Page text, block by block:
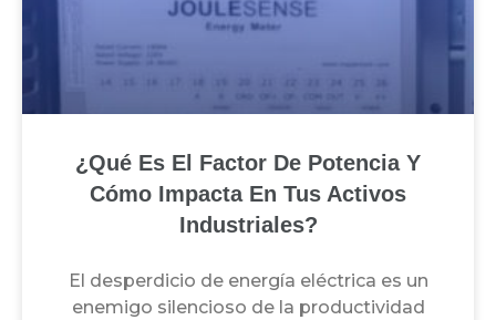
¿Qué Es El Factor De Potencia Y
Cómo Impacta En Tus Activos
Industriales?
El desperdicio de energía eléctrica es un
enemigo silencioso de la productividad